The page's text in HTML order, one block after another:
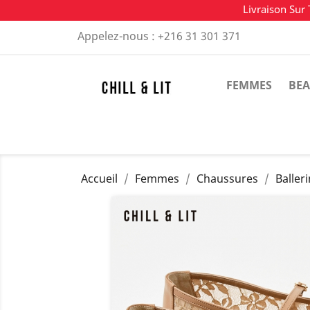
Livraison Sur
Appelez-nous : +216 31 301 371
FEMMES
Accueil Femmes Chaussures